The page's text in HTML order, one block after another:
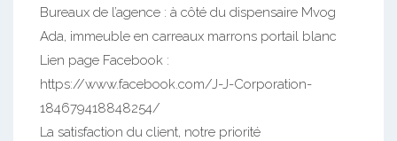
Bureaux de l’agence : à côté du dispensaire Mvog
Ada, immeuble en carreaux marrons portail blanc
Lien page Facebook :
https://www.facebook.com/J-J-Corporation-
184679418848254/
La satisfaction du client, notre priorité